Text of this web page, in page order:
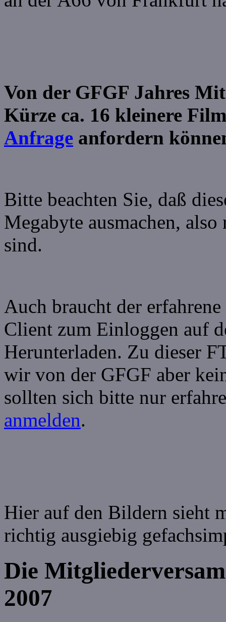
Von der GFGF Jahres
Kürze ca. 16 kleinere
Anfrage anfordern
Bitte beachten Sie, daß
Megabyte ausmachen,
sind.
Auch braucht der
Client zum Einloggen auf
Herunterladen. Zu dieser
wir von der GFGF aber
sollten sich bitte nur
anmelden.
Hier auf den Bildern sieht
richtig ausgiebig
Die
2007